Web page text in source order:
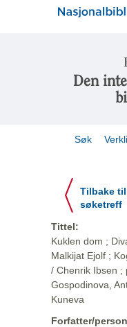
Den
Søk
Tilbake til
søketreff
Tittel:
Kuklen dom ;
Malkijat Ejolf ;
/ Chenrik Ibsen ;
Gospodinova,
Kuneva
Forfatter/